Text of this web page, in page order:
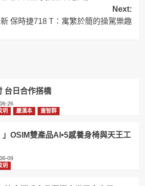
Next:
保時捷718 T：寓繁於簡的操駕樂趣
台日合作搭橋
26
玥 嚴漢本 童智群
」OSIM雙產品AI•5感養身椅與天王工
09
玥